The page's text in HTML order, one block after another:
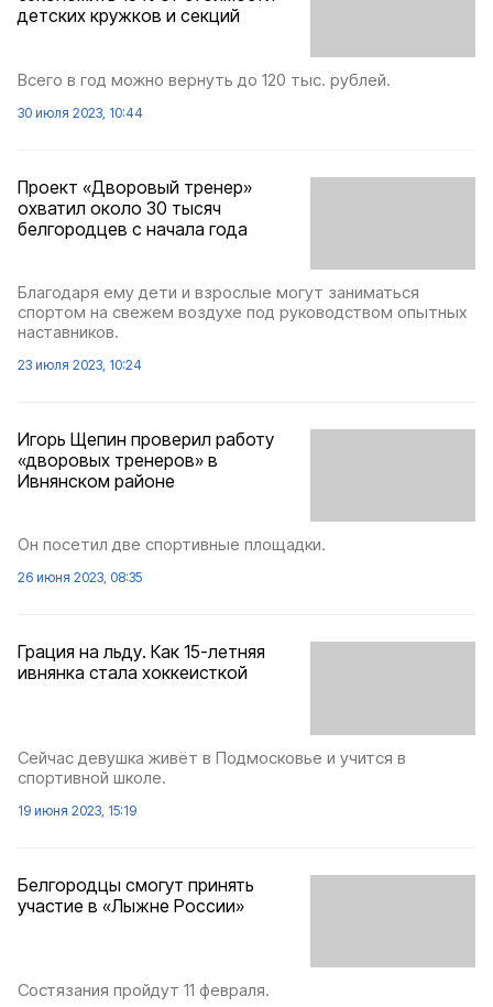
детских кружков и секций
Всего в год можно вернуть до 120 тыс. рублей.
30 июля 2023, 10:44
Проект «Дворовый тренер»
охватил около 30 тысяч
белгородцев с начала года
Благодаря ему дети и взрослые могут заниматься
спортом на свежем воздухе под руководством опытных
наставников.
23 июля 2023, 10:24
Игорь Щепин проверил работу
«дворовых тренеров» в
Ивнянском районе
Он посетил две спортивные площадки.
26 июня 2023, 08:35
Грация на льду. Как 15-летняя
ивнянка стала хоккеисткой
Сейчас девушка живёт в Подмосковье и учится в
спортивной школе.
19 июня 2023, 15:19
Белгородцы смогут принять
участие в «Лыжне России»
Состязания пройдут 11 февраля.